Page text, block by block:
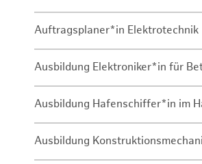
Auftragsplaner*in Elektrotechnik
Ausbildung Elektroniker*in für
Ausbildung Hafenschiffer*in im
Ausbildung